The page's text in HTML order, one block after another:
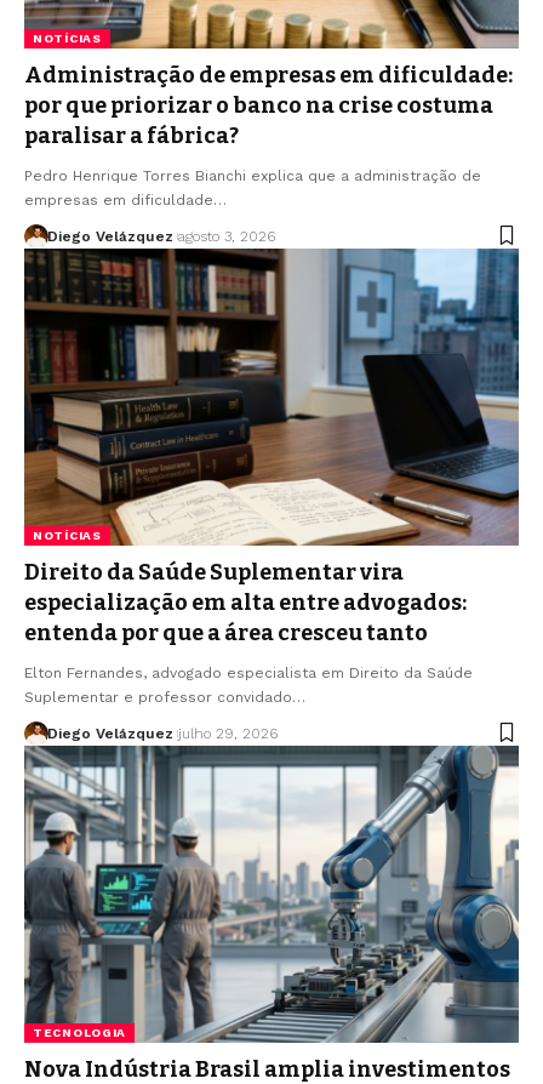
NOTÍCIAS
Administração de empresas em dificuldade:
por que priorizar o banco na crise costuma
paralisar a fábrica?
Pedro Henrique Torres Bianchi explica que a administração de
empresas em dificuldade…
Diego Velázquez agosto 3, 2026
NOTÍCIAS
Direito da Saúde Suplementar vira
especialização em alta entre advogados:
entenda por que a área cresceu tanto
Elton Fernandes, advogado especialista em Direito da Saúde
Suplementar e professor convidado…
Diego Velázquez julho 29, 2026
TECNOLOGIA
Nova Indústria Brasil amplia investimentos